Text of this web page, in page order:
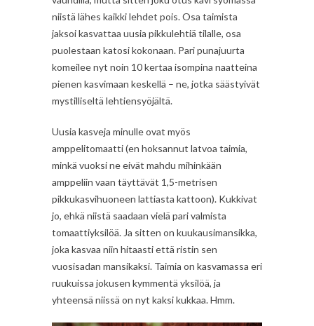
niistä lähes kaikki lehdet pois. Osa taimista
jaksoi kasvattaa uusia pikkulehtiä tilalle, osa
puolestaan katosi kokonaan. Pari punajuurta
komeilee nyt noin 10 kertaa isompina naatteina
pienen kasvimaan keskellä – ne, jotka säästyivät
mystilliseltä lehtiensyöjältä.
Uusia kasveja minulle ovat myös
amppelitomaatti (en hoksannut latvoa taimia,
minkä vuoksi ne eivät mahdu mihinkään
amppeliin vaan täyttävät 1,5-metrisen
pikkukasvihuoneen lattiasta kattoon). Kukkivat
jo, ehkä niistä saadaan vielä pari valmista
tomaattiyksilöä. Ja sitten on kuukausimansikka,
joka kasvaa niin hitaasti että ristin sen
vuosisadan mansikaksi. Taimia on kasvamassa eri
ruukuissa jokusen kymmentä yksilöä, ja
yhteensä niissä on nyt kaksi kukkaa. Hmm.